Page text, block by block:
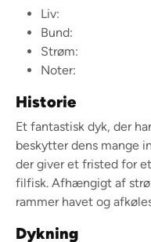
Liv:
Bund:
Strøm:
Noter:
Historie
Et fantastisk dyk, der
beskytter dens mange
der giver et fristed for
filfisk. Afhængigt af
rammer havet og
Dykning